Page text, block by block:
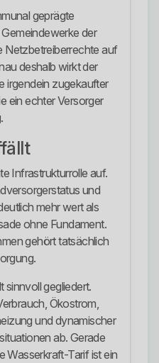
geprägte
der
Netzbetreiberrechte auf
deshalb wirkt der
irgendein zugekaufter
ein echter Versorger
Infrastrukturrolle auf.
und
mehr wert als
ohne Fundament.
gehört tatsächlich
sinnvoll gegliedert.
Ökostrom,
und dynamischer
ab. Gerade
Wasserkraft-Tarif ist ein